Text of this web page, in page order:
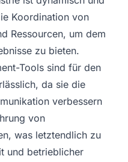
Koordination von
Ressourcen, um dem
zu bieten.
Tools sind für den
da sie die
verbessern
von
was letztendlich zu
und betrieblicher